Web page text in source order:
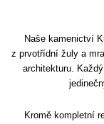
Naše kamenictví
z prvotřídní žuly a
architekturu.
Kromě kompletní